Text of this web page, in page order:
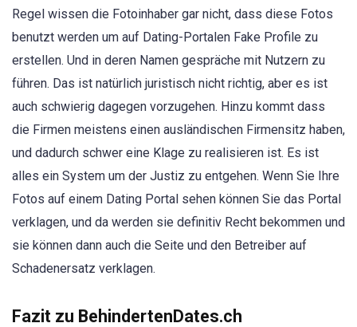
Regel wissen die Fotoinhaber gar nicht, dass diese Fotos
benutzt werden um auf Dating-Portalen Fake Profile zu
erstellen. Und in deren Namen gespräche mit Nutzern zu
führen. Das ist natürlich juristisch nicht richtig, aber es ist
auch schwierig dagegen vorzugehen. Hinzu kommt dass
die Firmen meistens einen ausländischen Firmensitz haben,
und dadurch schwer eine Klage zu realisieren ist. Es ist
alles ein System um der Justiz zu entgehen. Wenn Sie Ihre
Fotos auf einem Dating Portal sehen können Sie das Portal
verklagen, und da werden sie definitiv Recht bekommen und
sie können dann auch die Seite und den Betreiber auf
Schadenersatz verklagen.
Fazit zu BehindertenDates.ch